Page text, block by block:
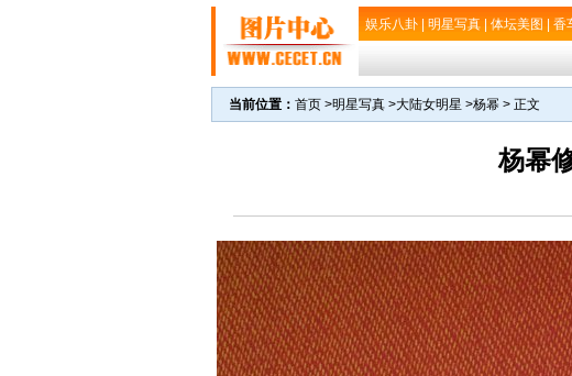
娱乐八卦 明星写真 体坛美图 香
当前位置： 首页 >明星写真 >大陆女明星 >杨幂 > 正文
杨幂